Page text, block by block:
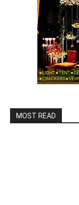
MOST READ